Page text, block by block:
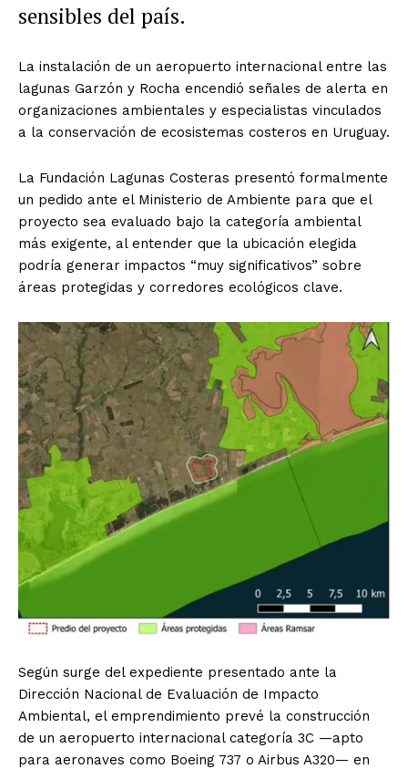
sensibles del país.
La instalación de un aeropuerto internacional entre las
lagunas Garzón y Rocha encendió señales de alerta en
organizaciones ambientales y especialistas vinculados
a la conservación de ecosistemas costeros en Uruguay.
La Fundación Lagunas Costeras presentó formalmente
un pedido ante el Ministerio de Ambiente para que el
proyecto sea evaluado bajo la categoría ambiental
más exigente, al entender que la ubicación elegida
podría generar impactos “muy significativos” sobre
áreas protegidas y corredores ecológicos clave.
Según surge del expediente presentado ante la
Dirección Nacional de Evaluación de Impacto
Ambiental, el emprendimiento prevé la construcción
de un aeropuerto internacional categoría 3C —apto
para aeronaves como Boeing 737 o Airbus A320— en